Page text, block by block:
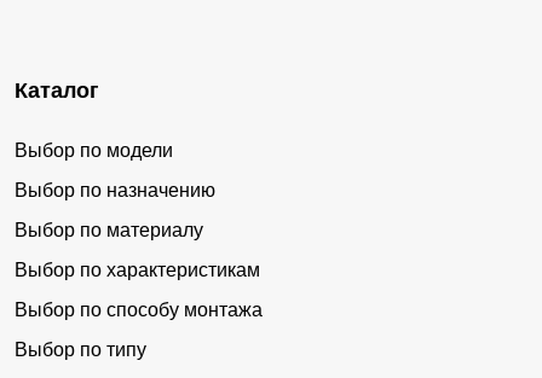
Каталог
Выбор по модели
Выбор по назначению
Выбор по материалу
Выбор по характеристикам
Выбор по способу монтажа
Выбор по типу